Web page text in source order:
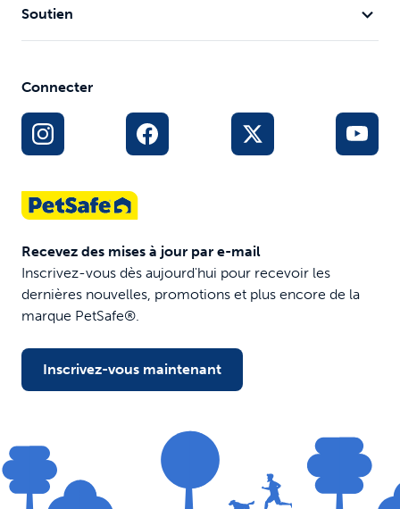
Soutien
Connecter
Recevez des mises à jour par e-mail
Inscrivez-vous dès aujourd'hui pour recevoir les
dernières nouvelles, promotions et plus encore de la
marque PetSafe®.
Inscrivez-vous maintenant